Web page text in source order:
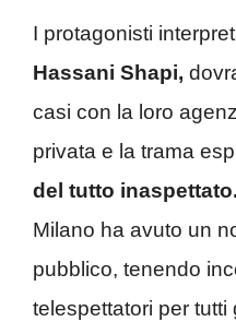
I protagonisti
Hassani Shapi,
casi con la loro
privata e la trama
del tutto inaspettato.
Milano ha avuto un
pubblico, tenendo
telespettatori per tutti